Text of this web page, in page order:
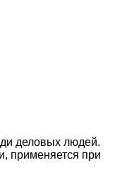
деловых людей.
применяется при